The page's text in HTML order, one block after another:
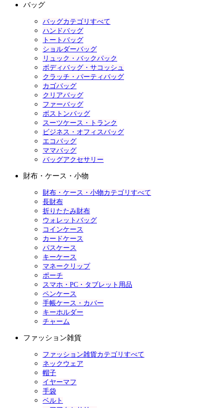
バッグ
バッグカテゴリすべて
ハンドバッグ
トートバッグ
ショルダーバッグ
リュック・バックパック
ボディバッグ・サコッシュ
クラッチ・パーティバッグ
カゴバッグ
クリアバッグ
ファーバッグ
ボストンバッグ
スーツケース・トランク
ビジネス・オフィスバッグ
エコバッグ
ママバッグ
バッグアクセサリー
財布・ケース・小物
財布・ケース・小物カテゴリすべて
長財布
折りたたみ財布
ウォレットバッグ
コインケース
カードケース
パスケース
キーケース
マネークリップ
ポーチ
スマホ・PC・タブレット用品
ペンケース
手帳ケース・カバー
キーホルダー
チャーム
ファッション雑貨
ファッション雑貨カテゴリすべて
ネックウェア
帽子
イヤーマフ
手袋
ベルト